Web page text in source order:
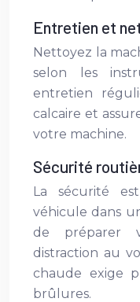
Entretien et
Nettoyez la
selon les
entretien
calcaire et
votre machine.
Sécurité
La sécurité
véhicule dans
de préparer
distraction au
chaude exige
brûlures.